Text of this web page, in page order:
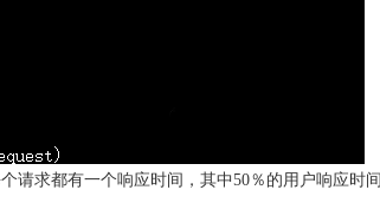
请求都有一个响应时间，其中50％的用户响应时